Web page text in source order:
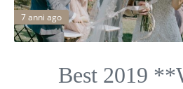
7 anni ago
Best 2019